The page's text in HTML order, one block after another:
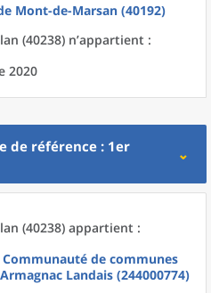
Mont-de-Marsan (40192)
(40238) n’appartient :
2020
de référence : 1er
(40238) appartient :
Communauté de communes
Landais (244000774)